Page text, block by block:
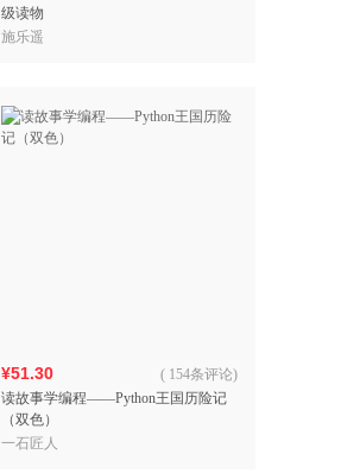
级读物
施乐遥
¥51.30
读故事学编程——Python王国历险记
（双色）
( 154条评论)
一石匠人